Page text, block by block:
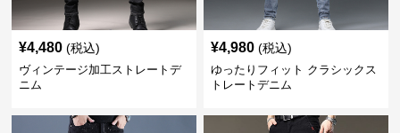
¥4,480 (税込)
ヴィンテージ加工ストレートデ
ニム
¥4,980 (税込)
ゆったりフィット クラシックス
トレートデニム